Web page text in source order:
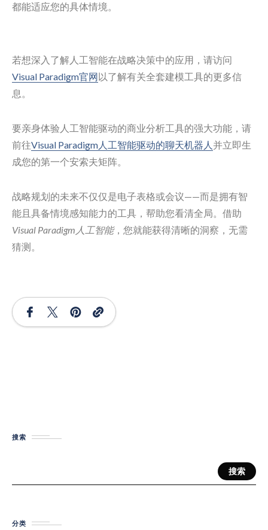
都能适应您的具体情境。
若想深入了解人工智能在战略决策中的应用，请访问
Visual Paradigm官网以了解有关全套建模工具的更多信
息。
要亲身体验人工智能驱动的商业分析工具的强大功能，请
前往Visual Paradigm人工智能驱动的聊天机器人 并立即生
成您的第一个安索夫矩阵。
战略规划的未来不仅仅是电子表格或会议——而是拥有智
能且具备情境感知能力的工具，帮助您看清全局。借助
Visual Paradigm人工智能，您就能获得清晰的洞察，无需
猜测。
搜索
搜索
分类